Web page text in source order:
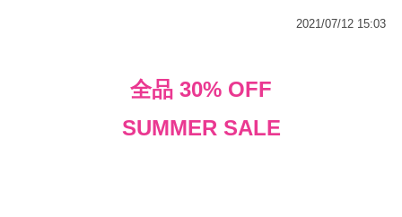
2021/07/12 15:03
全品 30% OFF
SUMMER SALE